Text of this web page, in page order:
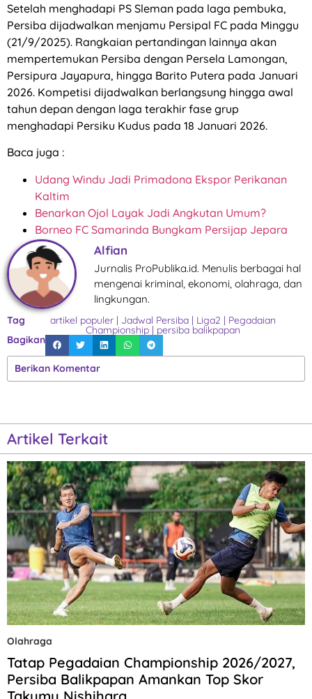
Setelah menghadapi PS Sleman pada laga pembuka,
Persiba dijadwalkan menjamu Persipal FC pada Minggu
(21/9/2025). Rangkaian pertandingan lainnya akan
mempertemukan Persiba dengan Persela Lamongan,
Persipura Jayapura, hingga Barito Putera pada Januari
2026. Kompetisi dijadwalkan berlangsung hingga awal
tahun depan dengan laga terakhir fase grup
menghadapi Persiku Kudus pada 18 Januari 2026.
Baca juga :
Udang Windu Jadi Primadona Ekspor Perikanan
Kaltim
Benarkan Ojol Layak Jadi Angkutan Umum?
Borneo FC Samarinda Bungkam Persijap Jepara
Alfian
Jurnalis ProPublika.id. Menulis berbagai hal
mengenai kriminal, ekonomi, olahraga, dan
lingkungan.
Tag artikel populer| Jadwal Persiba| Liga2 | Pegadaian
Championship| persiba balikpapan
Bagikan
Berikan Komentar
Artikel Terkait
Olahraga
Tatap Pegadaian Championship 2026/2027,
Persiba Balikpapan Amankan Top Skor